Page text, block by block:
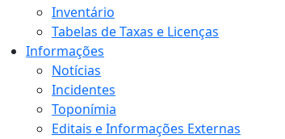
Inventário
Tabelas de Taxas e Licenças
Informações
Notícias
Incidentes
Toponímia
Editais e Informações Externas